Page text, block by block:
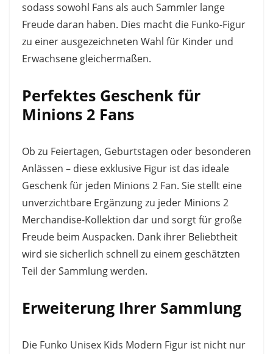
sodass sowohl Fans als auch Sammler lange
Freude daran haben. Dies macht die Funko-Figur
zu einer ausgezeichneten Wahl für Kinder und
Erwachsene gleichermaßen.
Perfektes Geschenk für
Minions 2 Fans
Ob zu Feiertagen, Geburtstagen oder besonderen
Anlässen – diese exklusive Figur ist das ideale
Geschenk für jeden Minions 2 Fan. Sie stellt eine
unverzichtbare Ergänzung zu jeder Minions 2
Merchandise-Kollektion dar und sorgt für große
Freude beim Auspacken. Dank ihrer Beliebtheit
wird sie sicherlich schnell zu einem geschätzten
Teil der Sammlung werden.
Erweiterung Ihrer Sammlung
Die Funko Unisex Kids Modern Figur ist nicht nur